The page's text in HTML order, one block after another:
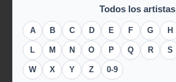
Todos los artistas
A B C D E F G H
L M N O P Q R S
W X Y Z 0-9